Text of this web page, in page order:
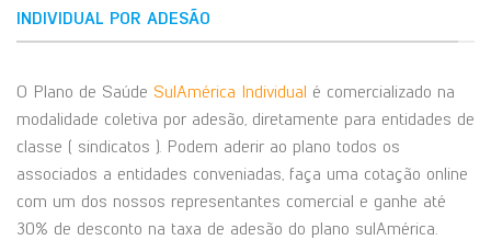
INDIVIDUAL POR ADESÃO
O Plano de Saúde SulAmérica Individual é comercializado na
modalidade coletiva por adesão, diretamente para entidades de
classe ( sindicatos ). Podem aderir ao plano todos os
associados a entidades conveniadas, faça uma cotação online
com um dos nossos representantes comercial e ganhe até
30% de desconto na taxa de adesão do plano sulAmérica.